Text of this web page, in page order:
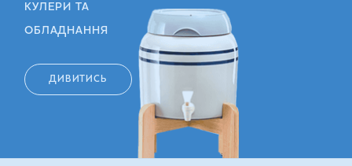
КУЛЕРИ ТА
ОБЛАДНАННЯ
ДИВИТИСЬ